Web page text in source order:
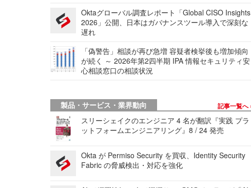
Oktaグローバル調査レポート「Global CISO Insights
2026」公開、日本はガバナンスツール導入で深刻な
遅れ
「偽警告」相談が再び急増 容疑者検挙後も増加傾向
が続く ～ 2026年第2四半期 IPA 情報セキュリティ安
心相談窓口の相談状況
製品・サービス・業界動向 記事一覧へ
スリーシェイクのエンジニア 4 名が翻訳『実践 プラ
ットフォームエンジニアリング』8 / 24 発売
Okta が Permiso Security を買収、Identity Security
Fabric の脅威検出・対応を強化